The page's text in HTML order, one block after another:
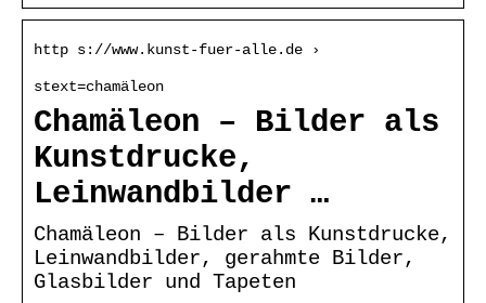
http s://www.kunst-fuer-alle.de ›
stext=chamäleon
Chamäleon – Bilder als
Kunstdrucke,
Leinwandbilder …
Chamäleon – Bilder als Kunstdrucke,
Leinwandbilder, gerahmte Bilder,
Glasbilder und Tapeten